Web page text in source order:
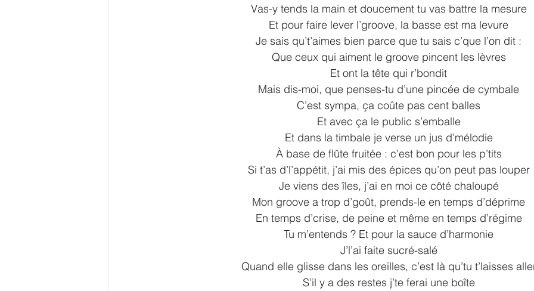
Vas-y tends la main et doucement tu vas battre la mesure
Et pour faire lever l’groove, la basse est ma levure
Je sais qu’t’aimes bien parce que tu sais c’que l’on dit :
Que ceux qui aiment le groove pincent les lèvres
Et ont la tête qui r’bondit
Mais dis-moi, que penses-tu d’une pincée de cymbale
C’est sympa, ça coûte pas cent balles
Et avec ça le public s’emballe
Et dans la timbale je verse un jus d’mélodie
À base de flûte fruitée : c’est bon pour les p’tits
Si t’as d’l’appétit, j’ai mis des épices qu’on peut pas louper
Je viens des îles, j’ai en moi ce côté chaloupé
Mon groove a trop d’goût, prends-le en temps d’déprime
En temps d’crise, de peine et même en temps d’régime
Tu m’entends ? Et pour la sauce d’harmonie
J’l’ai faite sucré-salé
Quand elle glisse dans les oreilles, c’est là qu’tu t’laisses
S’il y a des restes j’te ferai une boîte